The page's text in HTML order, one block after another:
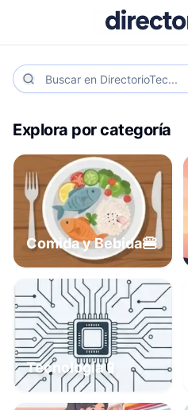
Explora por categoría
Comida y Bebida🍔
Tecnología📱